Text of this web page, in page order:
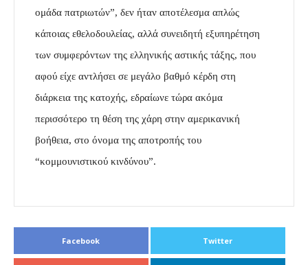
ομάδα πατριωτών”, δεν ήταν αποτέλεσμα απλώς
κάποιας εθελοδουλείας, αλλά συνειδητή εξυπηρέτηση
των συμφερόντων της ελληνικής αστικής τάξης, που
αφού είχε αντλήσει σε μεγάλο βαθμό κέρδη στη
διάρκεια της κατοχής, εδραίωνε τώρα ακόμα
περισσότερο τη θέση της χάρη στην αμερικανική
βοήθεια, στο όνομα της αποτροπής του
“κομμουνιστικού κινδύνου”.
Facebook Twitter